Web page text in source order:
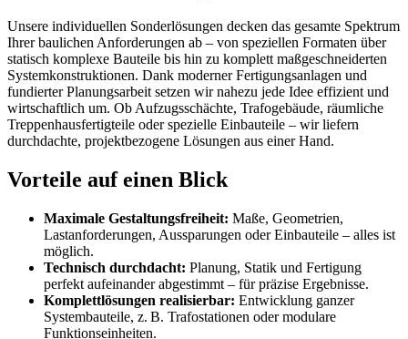
Unsere individuellen Sonderlösungen decken das gesamte Spektrum
Ihrer baulichen Anforderungen ab – von speziellen Formaten über
statisch komplexe Bauteile bis hin zu komplett maßgeschneiderten
Systemkonstruktionen. Dank moderner Fertigungsanlagen und
fundierter Planungsarbeit setzen wir nahezu jede Idee effizient und
wirtschaftlich um. Ob Aufzugsschächte, Trafogebäude, räumliche
Treppenhausfertigteile oder spezielle Einbauteile – wir liefern
durchdachte, projektbezogene Lösungen aus einer Hand.
Vorteile auf einen Blick
Maximale Gestaltungsfreiheit: Maße, Geometrien,
Lastanforderungen, Aussparungen oder Einbauteile – alles ist
möglich.
Technisch durchdacht: Planung, Statik und Fertigung
perfekt aufeinander abgestimmt – für präzise Ergebnisse.
Komplettlösungen realisierbar: Entwicklung ganzer
Systembauteile, z. B. Trafostationen oder modulare
Funktionseinheiten.